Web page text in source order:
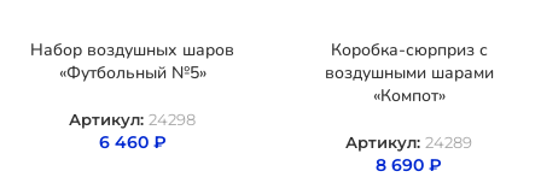
Набор воздушных шаров
«Футбольный №5»
Артикул: 24298
6 460 ₽
Коробка-сюрприз с
воздушными шарами
«Компот»
Артикул: 24289
8 690 ₽